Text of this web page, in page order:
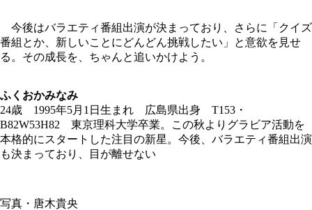
今後はバラエティ番組出演が決まっており、さらに「クイズ
番組とか、新しいことにどんどん挑戦したい」と意欲を見せ
る。その成長を、ちゃんと追いかけよう。
ふくおかみなみ
24歳 1995年5月1日生まれ 広島県出身 T153・
B82W53H82 東京理科大学卒業。この秋よりグラビア活動を
本格的にスタートした注目の新星。今後、バラエティ番組出演
も決まっており、目が離せない
写真・唐木貴央